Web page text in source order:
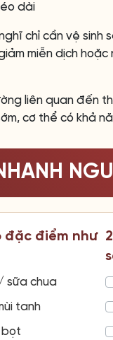
dài
chỉ cần vệ sinh
miễn dịch
liên quan đến
cơ thể có khả
đặc điểm như
sữa chua
tanh
bọt